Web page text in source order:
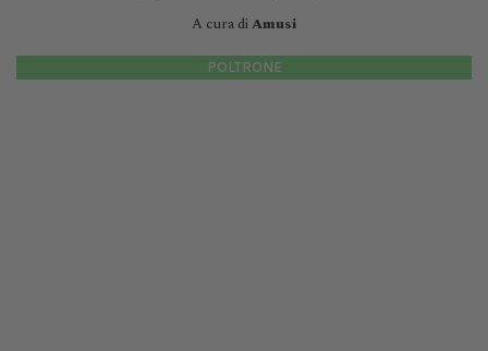
A cura diAmusi
POLTRONE